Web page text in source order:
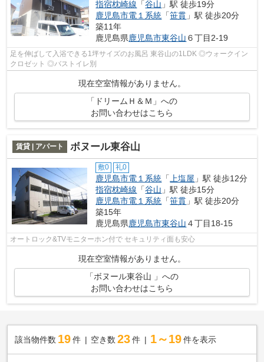
指宿枕崎線 「谷山 」駅 徒歩19分
鹿児島市電１系統 「笹貫 」駅 徒歩20分
築11年
鹿児島県鹿児島市東谷山 ６丁目2-19
足を伸ばして入浴できる1坪サイズのお風呂 東谷山の1LDK ◎ウォークイン
クロゼット ◎バストイレ別
現在空室情報がありません。
「ドリームＨ＆Ｍ」への
お問い合わせはこちら
賃貸 | アパート ボヌール東谷山
敷0 礼0
鹿児島市電１系統 「上塩屋 」駅 徒歩12分
指宿枕崎線 「谷山 」駅 徒歩15分
鹿児島市電１系統 「笹貫 」駅 徒歩20分
築15年
鹿児島県鹿児島市東谷山 ４丁目18-15
オートロック&TVモニターホン付で セキュリティ面も安心
現在空室情報がありません。
「ボヌール東谷山 」への
お問い合わせはこちら
該当物件数 19件 空き数 23 件 1～19 件を表示